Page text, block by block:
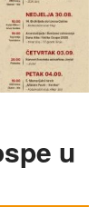
u